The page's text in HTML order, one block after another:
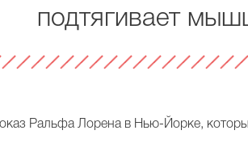
подтягивает
Ральфа Лорена в Нью-Йорке,